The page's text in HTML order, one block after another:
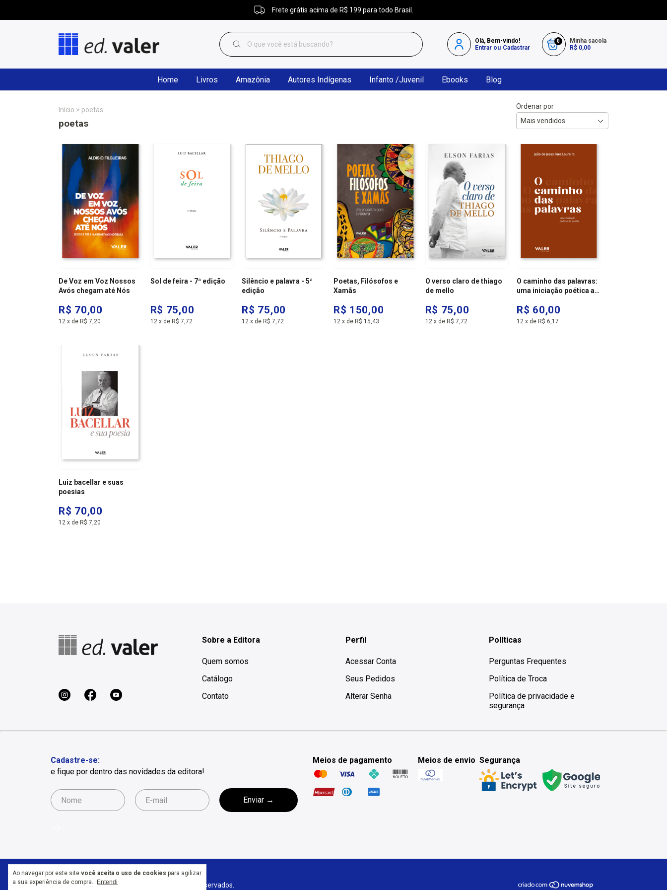
Frete grátis acima de R$ 199 para todo Brasil.
Olá, Bem-vindo!
Entrar ou Cadastrar
0
Minha sacola
R$ 0,00
Home Livros Amazônia Autores Indígenas Infanto /Juvenil Ebooks Blog
Ao navegar por este site você aceita o uso de cookies para agilizar
a sua experiência de compra.
Entendi
Início > poetas
poetas
Ordenar por
De Voz em Voz Nossos
Avós chegam até Nós
R$ 70,00
12 x de R$ 7,20
Sol de feira - 7ª edição
R$ 75,00
12 x de R$ 7,72
Silêncio e palavra - 5ª
edição
R$ 75,00
12 x de R$ 7,72
Poetas, Filósofos e
Xamãs
R$ 150,00
12 x de R$ 15,43
O verso claro de thiago
de mello
R$ 75,00
12 x de R$ 7,72
O caminho das palavras:
uma iniciação poética ao
R$ 60,00
12 x de R$ 6,17
Luiz bacellar e suas
poesias
R$ 70,00
12 x de R$ 7,20
Sobre a Editora
Quem somos
Catálogo
Contato
Perfil
Acessar Conta
Seus Pedidos
Alterar Senha
Políticas
Perguntas Frequentes
Política de Troca
Política de privacidade e
segurança
Cadastre-se:
e fique por dentro das novidades da editora!
Meios de pagamento Meios de envio Segurança
Copyright Editora Valer - 2026. Todos os direitos reservados.